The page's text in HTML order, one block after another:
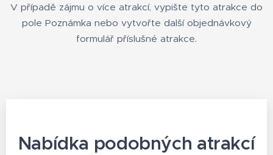
V případě zájmu o více atrakcí, vypište tyto atrakce do
pole Poznámka nebo vytvořte další objednávkový
formulář příslušné atrakce.
Nabídka podobných atrakcí